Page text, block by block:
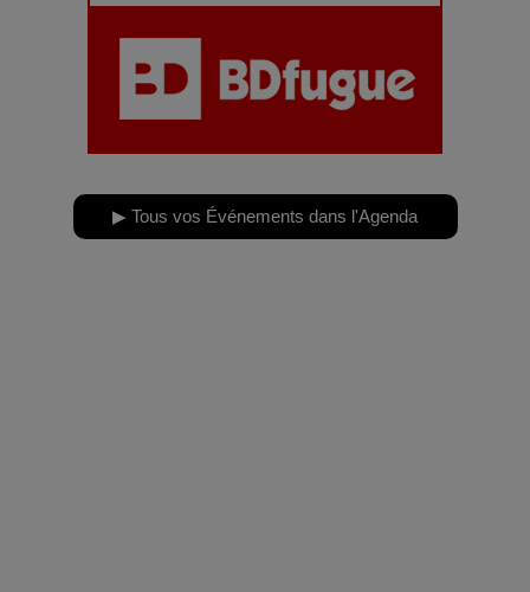
▶ Tous vos Événements dans l'Agenda